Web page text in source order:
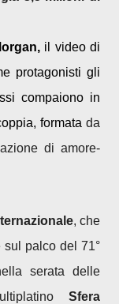
il video di
protagonisti gli
compaiono in
formata da
di amore-
, che
palco del 71°
serata delle
Sfera